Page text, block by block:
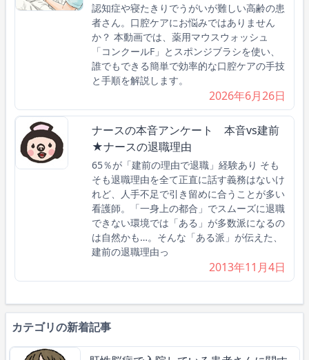
認知症や寝たきりでうがいが難しい高齢の患
者さん。口腔ケアにお悩みではありません
か？ 本動画では、薬用マウスウォッシュ
「コンクールF」とスポンジブラシを使い、
誰でもできる簡単で効率的な口腔ケアの手技
と手順を解説します。
2026年6月26日
ナースの本音アンケート 本音vs建前
★ナースの退職理由
65％が「建前の理由で退職」経験あり そも
そも退職理由を全て正直に話す義務はないけ
れど、人手不足で引き留めに合うことが多い
看護師。「一身上の都合」でスムーズに退職
できない環境では「ある」が多数派になるの
は自然かも…。そんな「ある派」が伝えた、
建前の退職理由っ
2013年11月4日
カテゴリの新着記事